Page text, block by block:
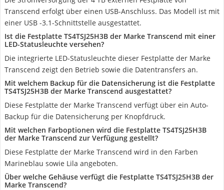
Transcend erfolgt über einen USB-Anschluss. Das Modell ist mit
einer USB -3.1-Schnittstelle ausgestattet.
Ist die Festplatte TS4TSJ25H3B der Marke Transcend mit einer
LED-Statusleuchte versehen?
Die integrierte LED-Statusleuchte dieser Festplatte der Marke
Transcend zeigt den Betrieb sowie die Datentransfers an.
Mit welchem Backup für die Datensicherung ist die Festplatte
TS4TSJ25H3B der Marke Transcend ausgestattet?
Diese Festplatte der Marke Transcend verfügt über ein Auto-
Backup für die Datensicherung per Knopfdruck.
Mit welchen Farboptionen wird die Festplatte TS4TSJ25H3B
der Marke Transcend zur Verfügung gestellt?
Diese Festplatte der Marke Transcend wird in den Farben
Marineblau sowie Lila angeboten.
Über welche Gehäuse verfügt die Festplatte TS4TSJ25H3B der
Marke Transcend?